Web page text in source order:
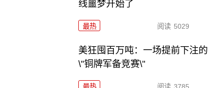
线噩梦开始了
最热 阅读 5029
美狂囤百万吨：一场提前下注的
\"铜牌军备竞赛\"